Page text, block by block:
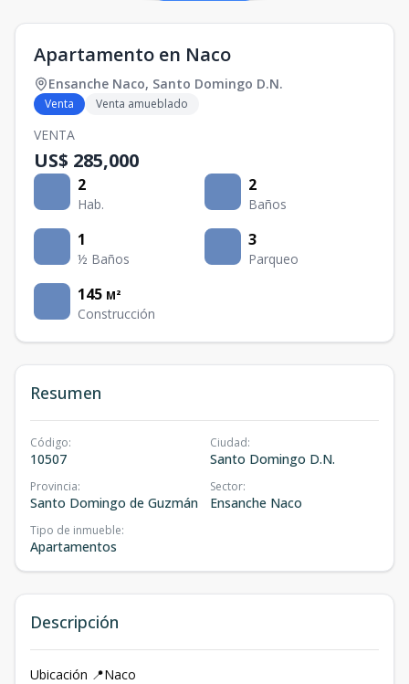
Apartamento en Naco
Ensanche Naco, Santo Domingo D.N.
Venta Venta amueblado
VENTA
US$ 285,000
2
Hab.
2
Baños
1
½ Baños
3
Parqueo
145 M²
Construcción
Resumen
Código:
10507
Ciudad:
Santo Domingo D.N.
Provincia:
Santo Domingo de Guzmán
Sector:
Ensanche Naco
Tipo de inmueble:
Apartamentos
Descripción
Ubicación 📍Naco